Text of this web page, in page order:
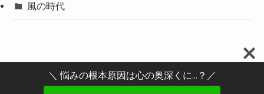
風の時代
＼ 悩みの根本原因は心の奥深くに...？／